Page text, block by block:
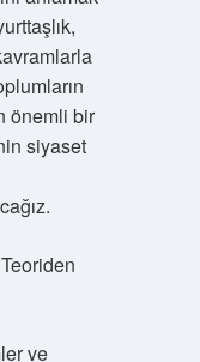
önemli bir
siyaset
ve